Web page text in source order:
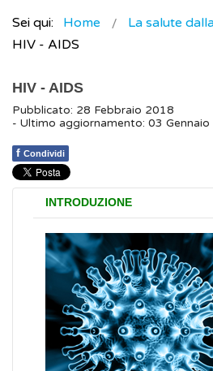
Sei qui: Home La salute
HIV - AIDS
HIV - AIDS
Pubblicato: 28 Febbraio 2018
- Ultimo aggiornamento: 03
f Condividi
INTRODUZIONE